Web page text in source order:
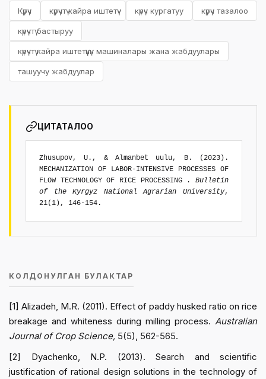
Күрүч күрүчтү кайра иштетүү күрүч кургатуу күрүч тазалоо
күрүчтү бастыруу
күрүчтү кайра иштетүүнүн машиналары жана жабдуулары
ташуучу жабдуулар
ЦИТАТАЛОО
Zhusupov, U., & Almanbet uulu, B. (2023).
MECHANIZATION OF LABOR-INTENSIVE PROCESSES OF
FLOW TECHNOLOGY OF RICE PROCESSING . Bulletin
of the Kyrgyz National Agrarian University,
21(1), 146-154.
КОЛДОНУЛГАН БУЛАКТАР
[1] Alizadeh, M.R. (2011). Effect of paddy husked ratio on rice
breakage and whiteness during milling process. Australian
Journal of Crop Science, 5(5), 562-565.
[2] Dyachenko, N.P. (2013). Search and scientific
justification of rational design solutions in the technology of